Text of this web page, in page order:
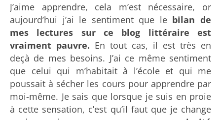
J’aime apprendre, cela m’est nécessaire, or
aujourd’hui j’ai le sentiment que le bilan de
mes lectures sur ce blog littéraire est
vraiment pauvre. En tout cas, il est très en
deçà de mes besoins. J’ai ce même sentiment
que celui qui m’habitait à l’école et qui me
poussait à sécher les cours pour apprendre par
moi-même. Je sais que lorsque je suis en proie
à cette sensation, c’est qu’il faut que je change